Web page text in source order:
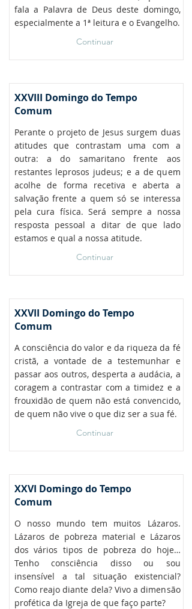
fala a Palavra de Deus deste domingo,
especialmente a 1ª leitura e o Evangelho.
Continuar
XXVIII Domingo do Tempo
Comum
Perante o projeto de Jesus surgem duas
atitudes que contrastam uma com a
outra: a do samaritano frente aos
restantes leprosos judeus; e a de quem
acolhe de forma recetiva e aberta a
salvação frente a quem só se interessa
pela cura física. Será sempre a nossa
resposta pessoal a ditar de que lado
estamos e qual a nossa atitude.
Continuar
XXVII Domingo do Tempo
Comum
A consciência do valor e da riqueza da fé
cristã, a vontade de a testemunhar e
passar aos outros, desperta a audácia, a
coragem a contrastar com a timidez e a
frouxidão de quem não está convencido,
de quem não vive o que diz ser a sua fé.
Continuar
XXVI Domingo do Tempo
Comum
O nosso mundo tem muitos Lázaros.
Lázaros de pobreza material e Lázaros
dos vários tipos de pobreza do hoje…
Tenho consciência disso ou sou
insensível a tal situação existencial?
Como reajo diante dela? Vivo a dimensão
profética da Igreja de que faço parte?